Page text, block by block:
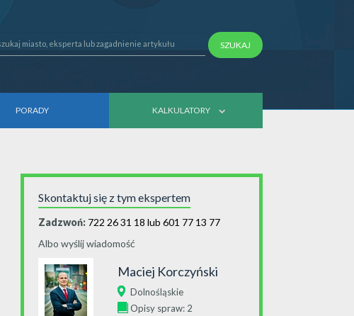
SZUKAJ
PORADY KALKULATORY
Skontaktuj się z tym ekspertem
Zadzwoń: 722 26 31 18 lub 601 77 13 77
Albo wyślij wiadomość
Maciej Korczyński
Dolnośląskie
Opisy spraw: 2